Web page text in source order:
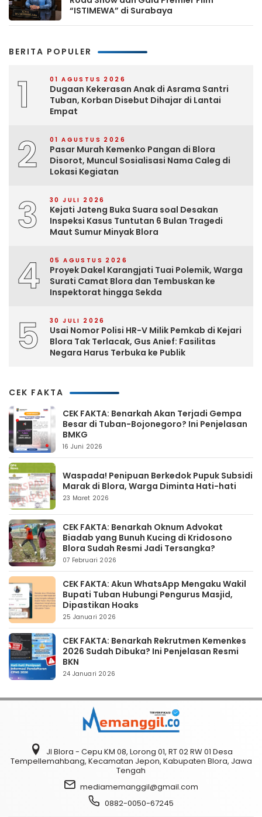
“ISTIMEWA” di Surabaya
BERITA POPULER
1 01 AGUSTUS 2026
Dugaan Kekerasan Anak di Asrama Santri
Tuban, Korban Disebut Dihajar di Lantai
Empat
2 01 AGUSTUS 2026
Pasar Murah Kemenko Pangan di Blora
Disorot, Muncul Sosialisasi Nama Caleg di
Lokasi Kegiatan
3 30 JULI 2026
Kejati Jateng Buka Suara soal Desakan
Inspeksi Kasus Tuntutan 6 Bulan Tragedi
Maut Sumur Minyak Blora
4 05 AGUSTUS 2026
Proyek Dakel Karangjati Tuai Polemik, Warga
Surati Camat Blora dan Tembuskan ke
Inspektorat hingga Sekda
5 30 JULI 2026
Usai Nomor Polisi HR-V Milik Pemkab di Kejari
Blora Tak Terlacak, Gus Anief: Fasilitas
Negara Harus Terbuka ke Publik
CEK FAKTA
CEK FAKTA: Benarkah Akan Terjadi Gempa
Besar di Tuban-Bojonegoro? Ini Penjelasan
BMKG
16 Juni 2026
Waspada! Penipuan Berkedok Pupuk Subsidi
Marak di Blora, Warga Diminta Hati-hati
23 Maret 2026
CEK FAKTA: Benarkah Oknum Advokat
Biadab yang Bunuh Kucing di Kridosono
Blora Sudah Resmi Jadi Tersangka?
07 Februari 2026
CEK FAKTA: Akun WhatsApp Mengaku Wakil
Bupati Tuban Hubungi Pengurus Masjid,
Dipastikan Hoaks
25 Januari 2026
CEK FAKTA: Benarkah Rekrutmen Kemenkes
2026 Sudah Dibuka? Ini Penjelasan Resmi
BKN
24 Januari 2026
Jl Blora - Cepu KM 08, Lorong 01, RT 02 RW 01 Desa
Tempellemahbang, Kecamatan Jepon, Kabupaten Blora, Jawa
Tengah
mediamemanggil@gmail.com
0882-0050-67245